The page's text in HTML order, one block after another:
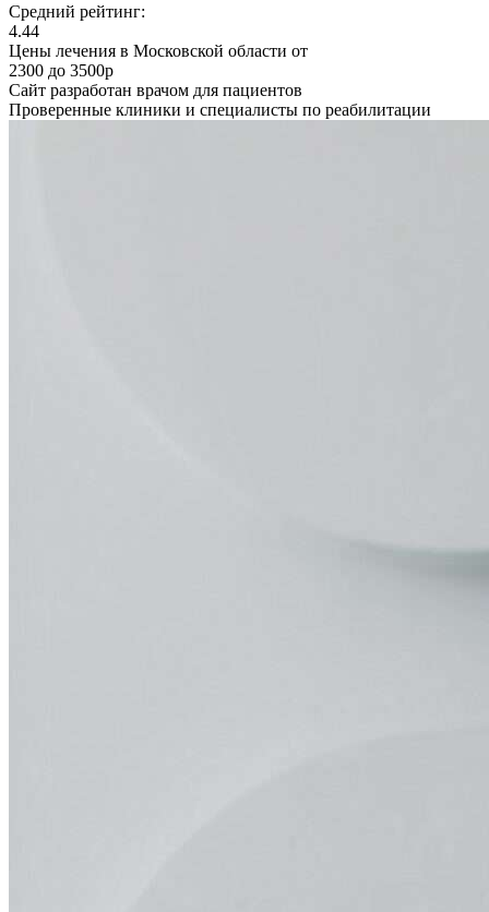
Средний рейтинг:
4.44
Цены лечения в Московской области от
2300 до 3500р
Сайт разработан врачом для пациентов
Проверенные клиники и специалисты по реабилитации